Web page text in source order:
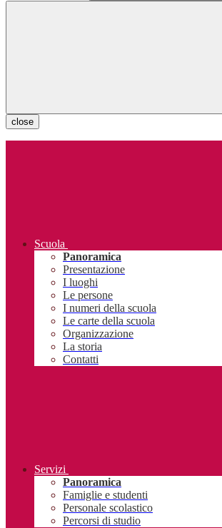
close
Scuola
Panoramica
Presentazione
I luoghi
Le persone
I numeri della scuola
Le carte della scuola
Organizzazione
La storia
Contatti
Servizi
Panoramica
Famiglie e studenti
Personale scolastico
Percorsi di studio